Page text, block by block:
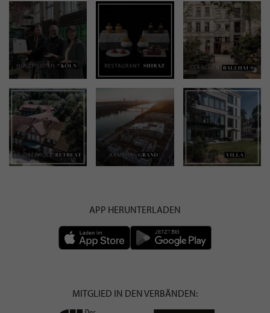
APP HERUNTERLADEN
MITGLIED IN DEN VERBÄNDEN: